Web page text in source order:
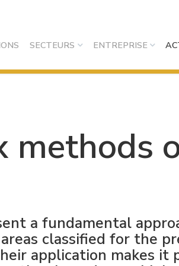
SECTEURS ENTREPRISE
methods
a fundamental
classified for the
application makes it